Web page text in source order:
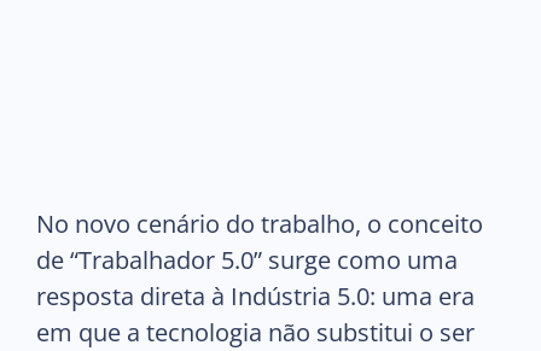
No novo cenário do trabalho, o conceito
de “Trabalhador 5.0” surge como uma
resposta direta à Indústria 5.0: uma era
em que a tecnologia não substitui o ser